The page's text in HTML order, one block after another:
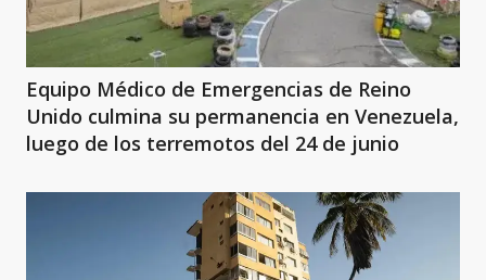
Equipo Médico de Emergencias de Reino
Unido culmina su permanencia en Venezuela,
luego de los terremotos del 24 de junio